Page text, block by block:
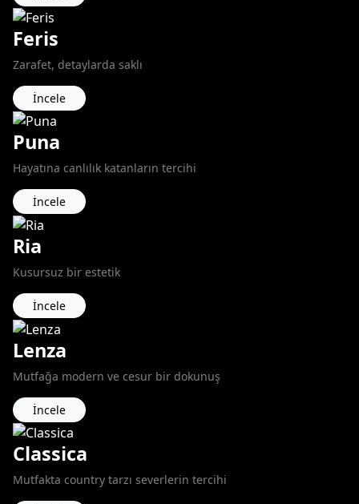
Feris
Zarafet, detaylarda saklı
İncele
Puna
Hayatına canlılık katanların tercihi
İncele
Ria
Kusursuz bir estetik
İncele
Lenza
Mutfağa modern ve cesur bir dokunuş
İncele
Classica
Mutfakta country tarzı severlerin tercihi